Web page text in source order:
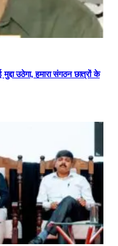
उठेगा, हमारा संगठन छात्रों के